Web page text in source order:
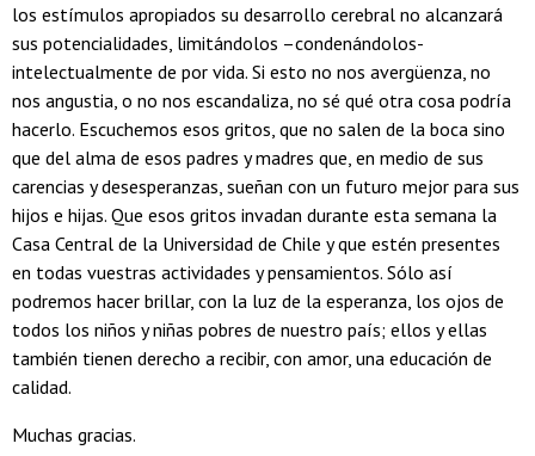
los estímulos apropiados su desarrollo cerebral no alcanzará
sus potencialidades, limitándolos –condenándolos-
intelectualmente de por vida. Si esto no nos avergüenza, no
nos angustia, o no nos escandaliza, no sé qué otra cosa podría
hacerlo. Escuchemos esos gritos, que no salen de la boca sino
que del alma de esos padres y madres que, en medio de sus
carencias y desesperanzas, sueñan con un futuro mejor para sus
hijos e hijas. Que esos gritos invadan durante esta semana la
Casa Central de la Universidad de Chile y que estén presentes
en todas vuestras actividades y pensamientos. Sólo así
podremos hacer brillar, con la luz de la esperanza, los ojos de
todos los niños y niñas pobres de nuestro país; ellos y ellas
también tienen derecho a recibir, con amor, una educación de
calidad.
Muchas gracias.